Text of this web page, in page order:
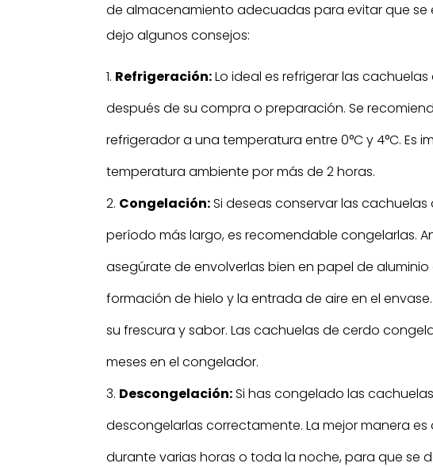
de almacenamiento adecuadas para evitar que se
dejo algunos consejos:
Refrigeración:Lo ideal es refrigerar las
después de su compra o preparación. Se
refrigerador a una temperatura entre 0°C y 4°C. Es
temperatura ambiente por más de 2 horas.
Congelación:Si deseas conservar las
período más largo, es recomendable congelarlas.
asegúrate de envolverlas bien en papel de
formación de hielo y la entrada de aire en el
su frescura y sabor. Las cachuelas de cerdo
meses en el congelador.
Descongelación:Si has congelado las
descongelarlas correctamente. La mejor manera es
durante varias horas o toda la noche, para que se